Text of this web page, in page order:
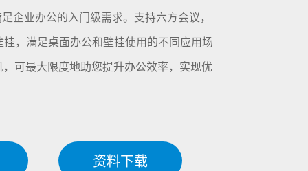
企业办公的入门级需求。支持六方会议，
，满足桌面办公和壁挂使用的不同应用场
可最大限度地助您提升办公效率，实现优
资料下载